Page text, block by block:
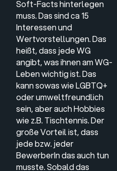
Soft-Facts hinterlegen
muss. Das sind ca 15
Interessen und
Wertvorstellungen. Das
heißt, dass jede WG
angibt, was ihnen am WG-
Leben wichtig ist. Das
kann sowas wie LGBTQ+
oder umweltfreundlich
sein, aber auch Hobbies
wie z.B. Tischtennis. Der
große Vorteil ist, dass
jede bzw. jeder
BewerberIn das auch tun
musste. Sobald das